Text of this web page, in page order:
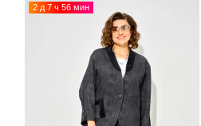
2 д 7 ч 56 мин